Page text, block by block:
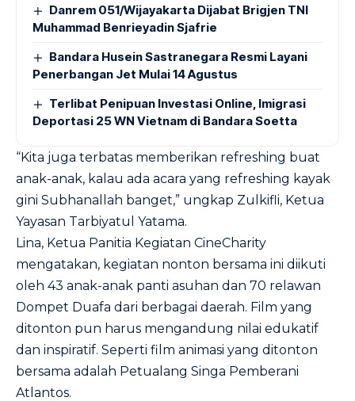
Danrem 051/Wijayakarta Dijabat Brigjen TNI
Muhammad Benrieyadin Sjafrie
Bandara Husein Sastranegara Resmi Layani
Penerbangan Jet Mulai 14 Agustus
Terlibat Penipuan Investasi Online, Imigrasi
Deportasi 25 WN Vietnam di Bandara Soetta
“Kita juga terbatas memberikan refreshing buat
anak-anak, kalau ada acara yang refreshing kayak
gini Subhanallah banget,” ungkap Zulkifli, Ketua
Yayasan Tarbiyatul Yatama.
Lina, Ketua Panitia Kegiatan CineCharity
mengatakan, kegiatan nonton bersama ini diikuti
oleh 43 anak-anak panti asuhan dan 70 relawan
Dompet Duafa dari berbagai daerah. Film yang
ditonton pun harus mengandung nilai edukatif
dan inspiratif. Seperti film animasi yang ditonton
bersama adalah Petualang Singa Pemberani
Atlantos.